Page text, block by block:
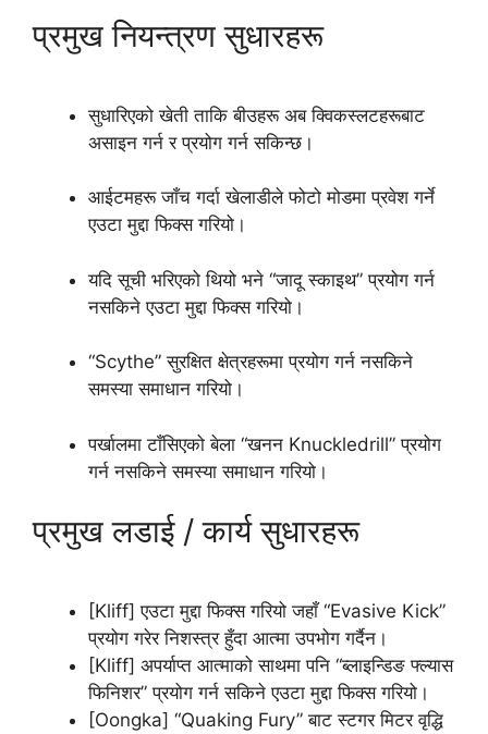
प्रमुख नियन्त्रण सुधारहरू
सुधारिएको खेती ताकि बीउहरू अब क्विकस्लटहरूबाट
असाइन गर्न र प्रयोग गर्न सकिन्छ।
आईटमहरू जाँच गर्दा खेलाडीले फोटो मोडमा प्रवेश गर्ने
एउटा मुद्दा फिक्स गरियो।
यदि सूची भरिएको थियो भने “जादू स्काइथ” प्रयोग गर्न
नसकिने एउटा मुद्दा फिक्स गरियो।
“Scythe” सुरक्षित क्षेत्रहरूमा प्रयोग गर्न नसकिने
समस्या समाधान गरियो।
पर्खालमा टाँसिएको बेला “खनन Knuckledrill” प्रयोग
गर्न नसकिने समस्या समाधान गरियो।
प्रमुख लडाई / कार्य सुधारहरू
[Kliff] एउटा मुद्दा फिक्स गरियो जहाँ “Evasive Kick”
प्रयोग गरेर निशस्त्र हुँदा आत्मा उपभोग गर्दैन।
[Kliff] अपर्याप्त आत्माको साथमा पनि “ब्लाइन्डिङ फ्ल्यास
फिनिशर” प्रयोग गर्न सकिने एउटा मुद्दा फिक्स गरियो।
[Oongka] “Quaking Fury” बाट स्टगर मिटर वृद्धि